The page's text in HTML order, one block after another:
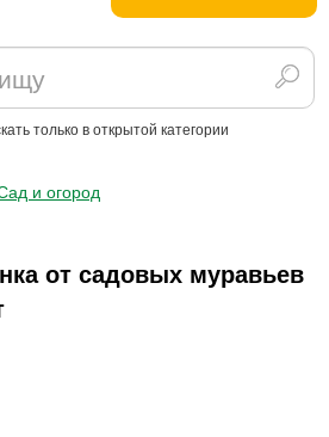
только в открытой категории
и огород
от садовых муравьев